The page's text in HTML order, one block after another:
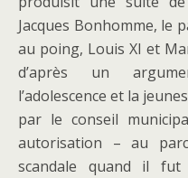
Jacques Bonhomme, le
au poing, Louis XI et
d’après un
l’adolescence et la
par le conseil
autorisation – au
scandale quand il